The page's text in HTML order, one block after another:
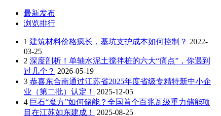
最新发布
浏览排行
1 建筑材料价格疯长，基坑支护成本如何控制？ 2022-
03-25
2 深度剖析！单轴水泥土搅拌桩的六大“痛点”，你遇到
过几个？ 2026-05-19
3 恭喜东合南通过江苏省2025年度省级专精特新中小企
业（第二批）认定！
2025-12-05
4 巨石“魔方”如何储能？全国首个百兆瓦级重力储能项
目在江苏如东建成！
2025-08-25